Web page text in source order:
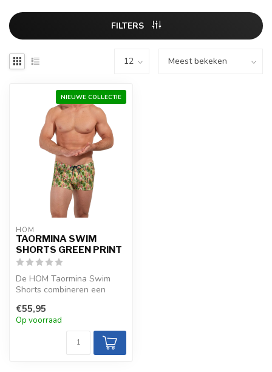
FILTERS
NIEUWE COLLECTIE
HOM
TAORMINA SWIM
SHORTS GREEN PRINT
De HOM Taormina Swim
Shorts combineren een
groen, g...
€55,95
Op voorraad